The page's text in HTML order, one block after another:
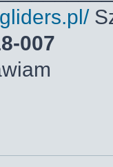
007